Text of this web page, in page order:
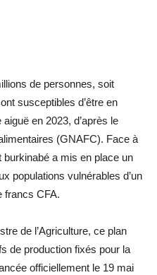
de personnes, soit
susceptibles d’être en
en 2023, d’après le
(GNAFC). Face à
a mis en place un
populations vulnérables d’un
francs CFA.
de l’Agriculture, ce plan
de production fixés pour la
officiellement le 19 mai